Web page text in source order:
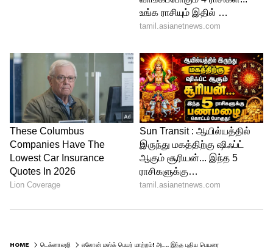
மிஸ்டர் ட்வீட் என்று தனது சமூகவலைதள
பக்கத்தில் மட்டும் மாற்றிக் கொண்டார்.
HOME டெக்னாலஜி